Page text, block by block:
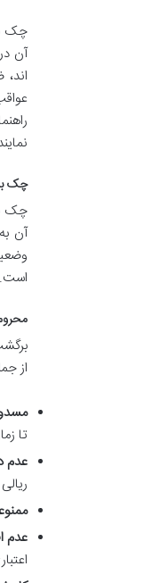
چک
آن
چک
چک
آن
است.
از
تا
عدم
عدم